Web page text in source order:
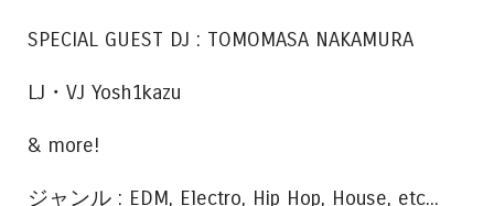
SPECIAL GUEST DJ : TOMOMASA NAKAMURA
LJ・VJ Yosh1kazu
& more!
ジャンル : EDM, Electro, Hip Hop, House, etc...